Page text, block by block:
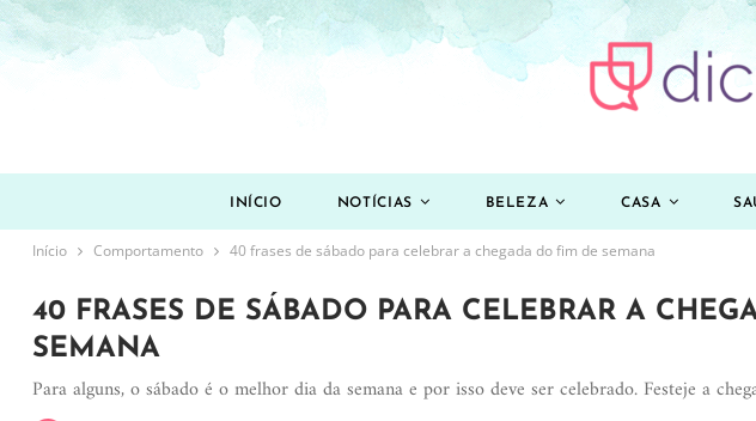
INÍCIO NOTÍCIAS BELEZA CASA
Início Comportamento 40 frases de sábado para celebrar a chegada do fim de semana
40 FRASES DE SÁBADO PARA CELEBRAR A
SEMANA
Para alguns, o sábado é o melhor dia da semana e por isso deve ser celebrado. Festeje a